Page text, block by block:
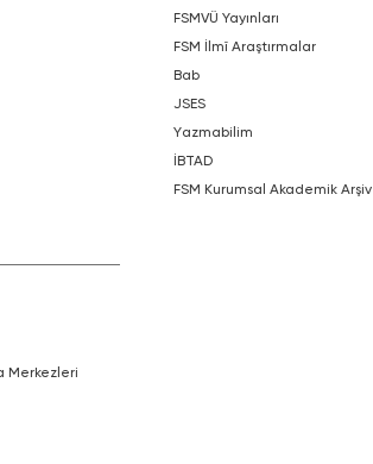
FSMVÜ Yayınları
FSM İlmî Araştırmalar
bab
JSES
Yazmabilim
İBTAD
FSM Kurumsal Akademik Arşiv
Merkezleri